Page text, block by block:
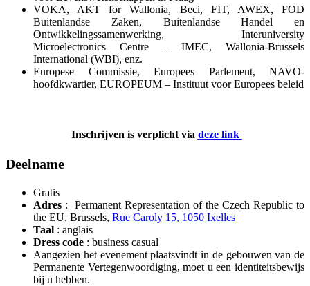
VOKA, AKT for Wallonia, Beci, FIT, AWEX, FOD
Buitenlandse Zaken, Buitenlandse Handel en
Ontwikkelingssamenwerking, Interuniversity
Microelectronics Centre – IMEC, Wallonia-Brussels
International (WBI), enz.
Europese Commissie, Europees Parlement, NAVO-
hoofdkwartier, EUROPEUM – Instituut voor Europees beleid
​ Inschrijven is verplicht via deze link
Deelname
Gratis
Adres : Permanent Representation of the Czech Republic to
the EU, Brussels, Rue Caroly 15, 1050 Ixelles
Taal : anglais
Dress code : business casual
Aangezien het evenement plaatsvindt in de gebouwen van de
Permanente Vertegenwoordiging, moet u een identiteitsbewijs
bij u hebben.